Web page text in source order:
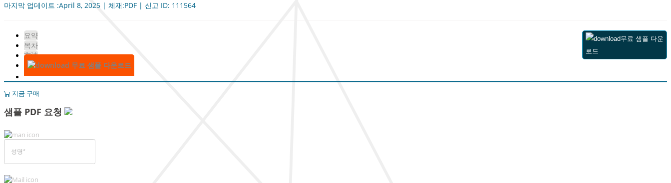
마지막 업데이트 :April 8, 2025 | 체재:PDF | 신고 ID: 111564
요약
목차
方法
무료 샘플 다운로드
무료 샘플 다운
로드
지금 구매
샘플 PDF 요청